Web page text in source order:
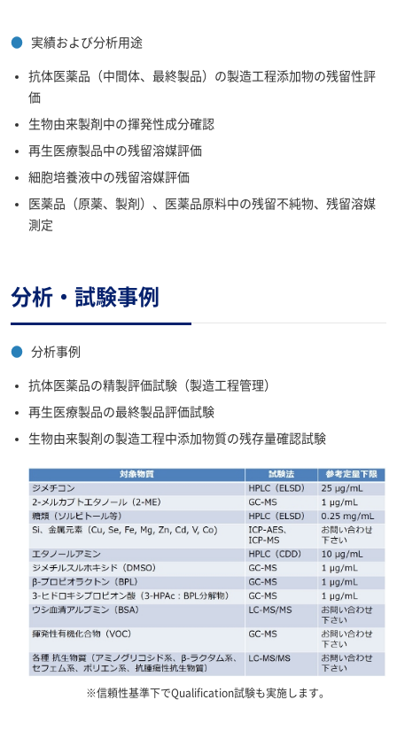
● 実績および分析用途
抗体医薬品（中間体、最終製品）の製造工程添加物の残留性評
価
生物由来製剤中の揮発性成分確認
再生医療製品中の残留溶媒評価
細胞培養液中の残留溶媒評価
医薬品（原薬、製剤）、医薬品原料中の残留不純物、残留溶媒
測定
分析・試験事例
● 分析事例
抗体医薬品の精製評価試験（製造工程管理）
再生医療製品の最終製品評価試験
生物由来製剤の製造工程中添加物質の残存量確認試験
※信頼性基準下でQualification試験も実施します。